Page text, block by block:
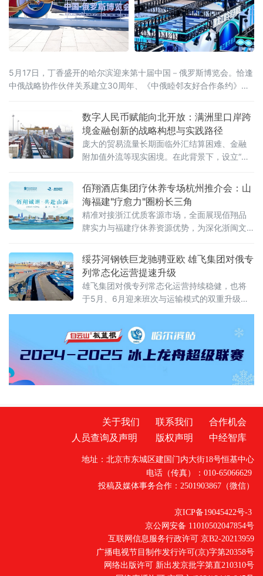
5月17日，丁香盛开的哈尔滨迎来第十届中国－俄罗斯博览会。恰逢
中俄战略协作伙伴关系建立30周年、《中俄睦邻友好合作条约》签
动同步推进的空前规模，交出十年向北开放的“成绩单”，也为正在提
速的中俄经贸合作注入全新动能。当天，国家主席习近平同俄罗斯
总统普京分别向博览会致贺信。习近平指出，希望两国各界以本届
数字人民币赋能向北开放：满洲里口岸跨
境金融创新的战略构想与实践路径
庞大的贸易流量长期面临外汇结算困难、金融
附加值外流等现实困境。在此背景下，设立“内
称“平台公司”），采用PPP混合所有制模式，构
建以数字人民币为核心的跨境金融结算基础设
施
佰翔酒店集团疗休养专场杭州推介会：山
海福建"疗愈力"圈粉长三角
精准对接浙江优质客源市场，全面展现佰翔品
牌实力与福建疗休养资源优势，为深化浙闽文
推介会上，佰翔携福建区域10家酒店集中亮
相，发布专属疗休养
绥芬河钢铁巨龙驰骋亚欧 雄飞集团对俄专
列常态化运营提速升级
雄飞集团对俄专列常态化运营持续稳健，也将
于5月、6月迎来班次与运输模式的双重升级，
关于我们 联系我们
合作机会
人员查询及声明
版权声明 中经智库
地址：北京市东城区建国门内大街18号恒基中心
电话（传真）：010-65066629
投稿及媒体事务合作：2501903867（微信）
京ICP备19045422号-3
京公网安备 11010502047854号
互联网信息服务行政许可 京B2-20213959
广播电视节目制作发行许可(京)字第20358号
网络出版许可 新出发京批字第直210310号